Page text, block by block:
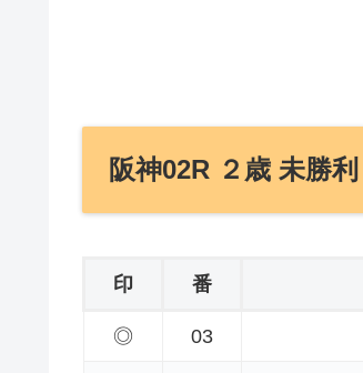
阪神02R ２歳 未勝
印 番
◎ 03